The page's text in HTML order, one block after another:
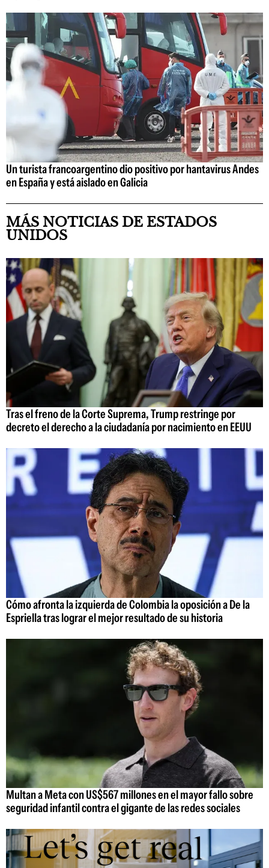
Un turista francoargentino dio positivo por hantavirus Andes
en España y está aislado en Galicia
MÁS NOTICIAS DE ESTADOS
UNIDOS
Tras el freno de la Corte Suprema, Trump restringe por
decreto el derecho a la ciudadanía por nacimiento en EEUU
Cómo afronta la izquierda de Colombia la oposición a De la
Espriella tras lograr el mejor resultado de su historia
Multan a Meta con US$567 millones en el mayor fallo sobre
seguridad infantil contra el gigante de las redes sociales